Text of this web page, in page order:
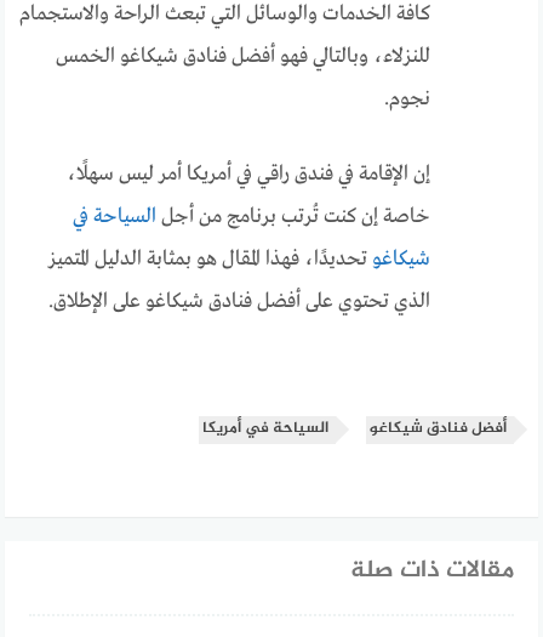
كافة الخدمات والوسائل التي تبعث الراحة والاستجمام
للنزلاء، وبالتالي فهو أفضل فنادق شيكاغو الخمس
نجوم.
إن الإقامة في فندق راقي في أمريكا أمر ليس سهلًا،
خاصة إن كنت تُرتب برنامج من أجل السياحة في
شيكاغو تحديدًا، فهذا المقال هو بمثابة الدليل المتميز
الذي تحتوي على أفضل فنادق شيكاغو على الإطلاق.
أفضل فنادق شيكاغو السياحة في أمريكا
مقالات ذات صلة